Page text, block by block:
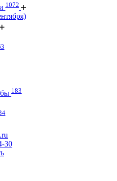
1072
183
30